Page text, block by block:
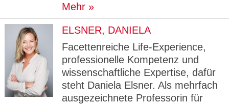
Mehr
ELSNER, DANIELA
Facettenreiche Life-Experience,
professionelle Kompetenz und
wissenschaftliche Expertise, dafür
steht Daniela Elsner. Als mehrfach
ausgezeichnete Professorin für